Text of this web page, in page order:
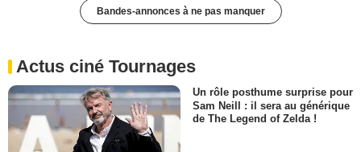
Bandes-annonces à ne pas manquer
Actus ciné Tournages
Un rôle posthume surprise pour
Sam Neill : il sera au générique
de The Legend of Zelda !